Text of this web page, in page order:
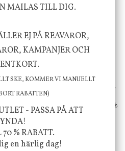
upplevelse och
och ditt hem! Med
och dess färgpalett
utvalda produkter som
ger det lilla extra för
välmående!
MAILAS TILL DIG.
EJ PÅ REAVAROR,
KAMPANJER OCH
SKE, KOMMER VI MANUELLT
RABATTEN)
- PASSA PÅ ATT
70 % RABATT.
en härlig dag!